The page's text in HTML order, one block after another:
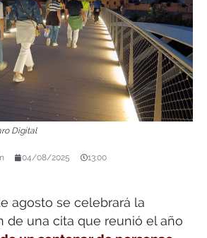
Digital
04/08/2025 13:00
agosto se celebrará la
de una cita que reunió el año